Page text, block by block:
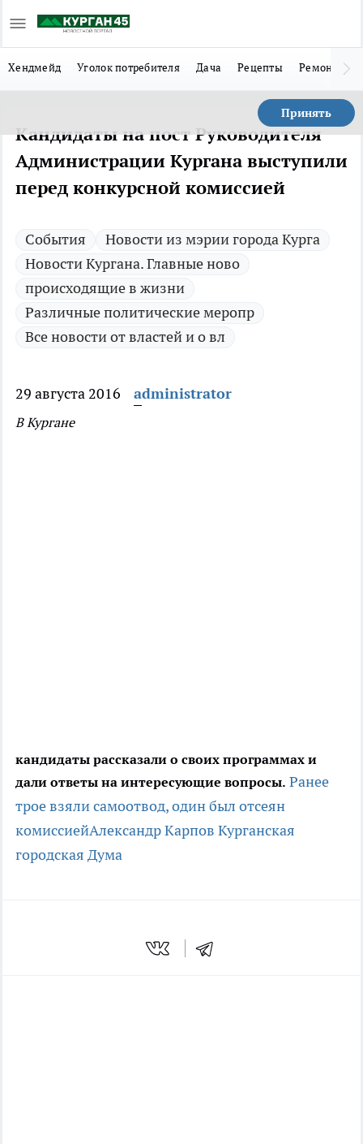
Хендмейд Уголок потребителя Дача Рецепты Ремонт
Принять
Кандидаты на пост Руководителя
Администрации Кургана выступили
перед конкурсной комиссией
Cобытия
Новости из мэрии города Курга
Новости Кургана. Главные ново
происходящие в жизни
Различные политические меропр
Все новости от властей и о вл
29 августа 2016 administrator
В Кургане
кандидаты рассказали о своих программах и
дали ответы на интересующие вопросы. Ранее
трое взяли самоотвод, один был отсеян
комиссиейАлександр Карпов Курганская
городская Дума